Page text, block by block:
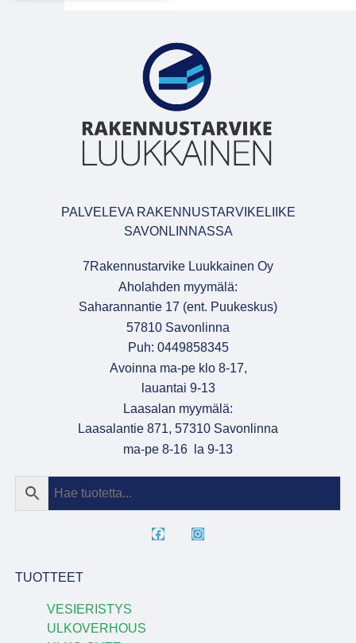
PALVELEVA RAKENNUSTARVIKELIIKE
SAVONLINNASSA
7Rakennustarvike Luukkainen Oy
Aholahden myymälä:
Saharannantie 17 (ent. Puukeskus)
57810 Savonlinna
Puh: 0449858345
Avoinna ma-pe klo 8-17,
lauantai 9-13
Laasalan myymälä:
Laasalantie 871, 57310 Savonlinna
ma-pe 8-16 la 9-13
TUOTTEET
VESIERISTYS
ULKOVERHOUS